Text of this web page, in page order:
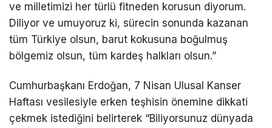
ve milletimizi her türlü fitneden korusun diyorum.
Diliyor ve umuyoruz ki, sürecin sonunda kazanan
tüm Türkiye olsun, barut kokusuna boğulmuş
bölgemiz olsun, tüm kardeş halkları olsun.”
Cumhurbaşkanı Erdoğan, 7 Nisan Ulusal Kanser
Haftası vesilesiyle erken teşhisin önemine dikkati
çekmek istediğini belirterek “Biliyorsunuz dünyada